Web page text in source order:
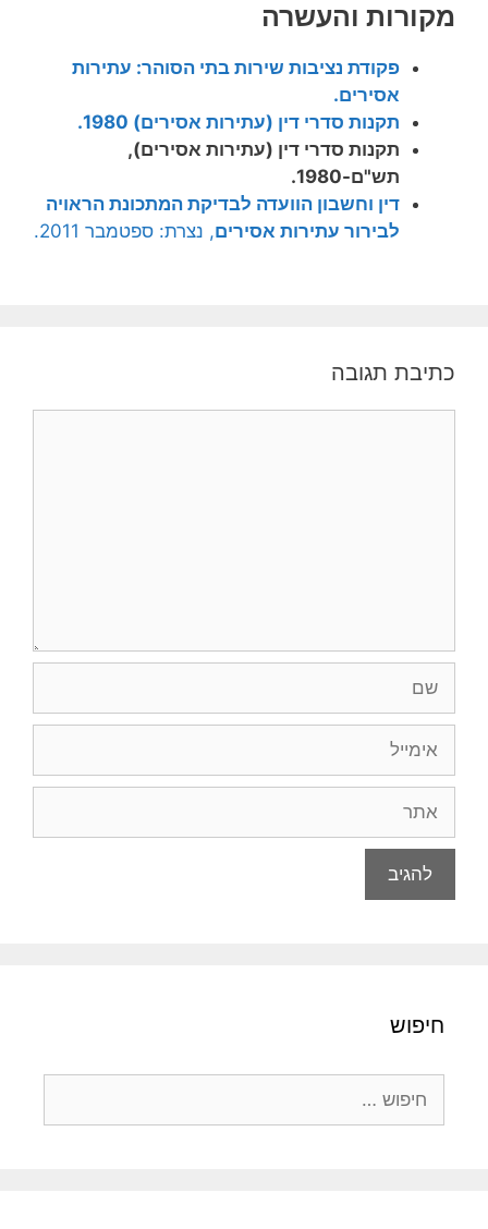
מקורות והעשרה
פקודת נציבות שירות בתי הסוהר: עתירות
אסירים.
תקנות סדרי דין (עתירות אסירים) 1980.
תקנות סדרי דין (עתירות אסירים),
תש"ם-1980.
דין וחשבון הוועדה לבדיקת המתכונת הראויה
לבירור עתירות אסירים, נצרת: ספטמבר 2011.
כתיבת תגובה
חיפוש